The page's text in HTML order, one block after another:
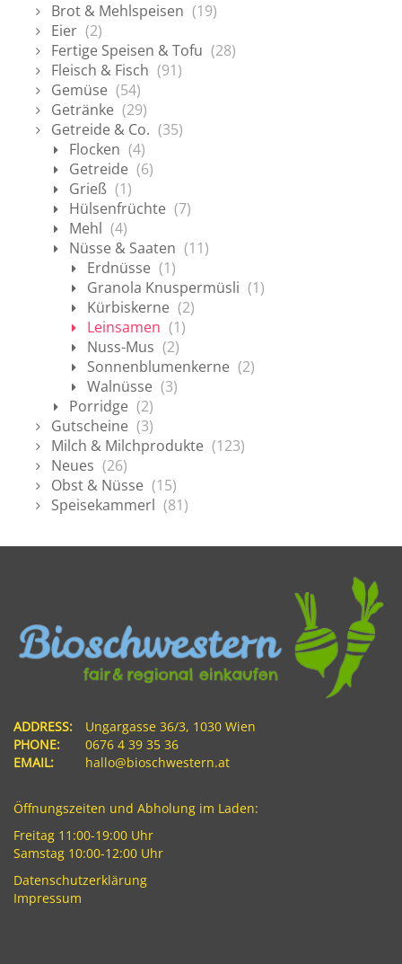
Brot & Mehlspeisen (19)
Eier (2)
Fertige Speisen & Tofu (28)
Fleisch & Fisch (91)
Gemüse (54)
Getränke (29)
Getreide & Co. (35)
Flocken (4)
Getreide (6)
Grieß (1)
Hülsenfrüchte (7)
Mehl (4)
Nüsse & Saaten (11)
Erdnüsse (1)
Granola Knuspermüsli (1)
Kürbiskerne (2)
Leinsamen (1)
Nuss-Mus (2)
Sonnenblumenkerne (2)
Walnüsse (3)
Porridge (2)
Gutscheine (3)
Milch & Milchprodukte (123)
Neues (26)
Obst & Nüsse (15)
Speisekammerl (81)
ADDRESS:
Ungargasse 36/3, 1030 Wien
PHONE:
0676 4 39 35 36
EMAIL:
hallo@bioschwestern.at
Öffnungszeiten und Abholung im Laden:
Freitag 11:00-19:00 Uhr
Samstag 10:00-12:00 Uhr
Datenschutzerklärung
Impressum